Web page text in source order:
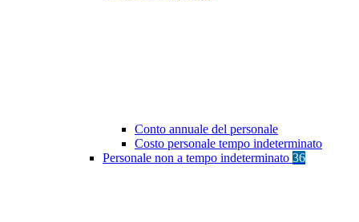
Conto annuale del personale
Costo personale tempo indeterminato
Personale non a tempo indeterminato 36